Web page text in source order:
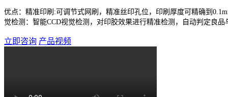
优点： 精准印刷:可调节式网刷，精准丝印孔位，印刷厚度可精确到
觉检测：智能CCD视觉检测，对印胶效果进行精准检测，自动判定良品
立即咨询 产品视频